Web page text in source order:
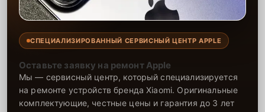
СПЕЦИАЛИЗИРОВАННЫЙ СЕРВИСНЫЙ ЦЕНТР APPLE
Оставьте заявку на ремонт Apple
Мы — сервисный центр, который специализируется
на ремонте устройств бренда Xiaomi. Оригинальные
комплектующие, честные цены и гарантия до 3 лет